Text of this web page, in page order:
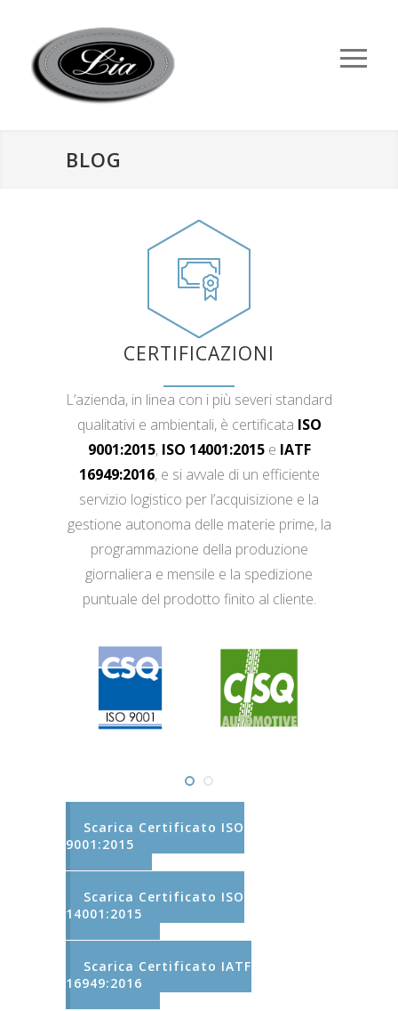
BLOG
CERTIFICAZIONI
L’azienda, in linea con i più severi standard
qualitativi e ambientali, è certificata ISO
9001:2015, ISO 14001:2015e IATF
16949:2016, e si avvale di un efficiente
servizio logistico per l’acquisizione e la
gestione autonoma delle materie prime, la
programmazione della produzione
giornaliera e mensile e la spedizione
puntuale del prodotto finito al cliente.
Scarica Certificato ISO
9001:2015
Scarica Certificato ISO
14001:2015
Scarica Certificato IATF
16949:2016